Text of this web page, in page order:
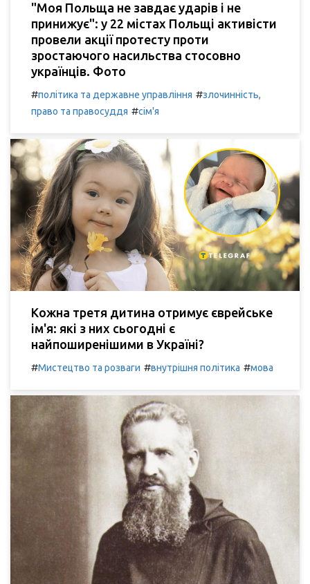
"Моя Польща не завдає ударів і не
принижує": у 22 містах Польщі активісти
провели акції протесту проти
зростаючого насильства стосовно
українців. Фото
#політика та державне управління #злочинність,
право та правосуддя #сім'я
Кожна третя дитина отримує єврейське
ім'я: які з них сьогодні є
найпоширенішими в Україні?
#Мистецтво та розваги #внутрішня політика #мова